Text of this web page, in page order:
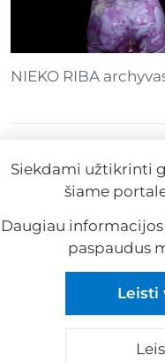
NIEKO RIBA
#Architektūra
Siekdami užtikrinti
šiame
Daugiau
paspaudus
Leisti